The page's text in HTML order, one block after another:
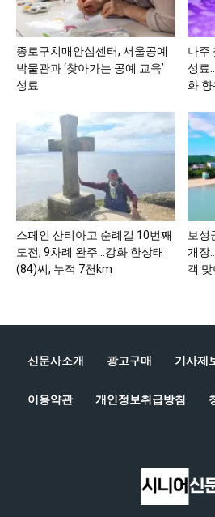
종로구치매안심센터, 서울공예
박물관과 ‘찾아가는 공예 교육’
성료
나주
성료
화 향
스페인 산티아고 순례길 10번째
도전, 9차례 완주…강화 한상태
(84)씨, 누적 7천km
보성
개장
객 맞
신문사소개 광고구매 기사제
이용약관 개인정보취급방침